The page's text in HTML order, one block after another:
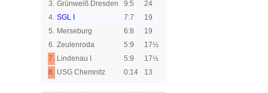
3. Grünweiß Dresden 9:5
24
4. SGL I 7:7
19
5. Merseburg 6:8
19
6. Zeulenroda 5:9
17½
7. Lindenau I 5:9
17½
8. USG Chemnitz 0:14 13